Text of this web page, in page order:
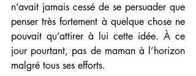
n’avait jamais cessé de se persuader que
penser très fortement à quelque chose ne
pouvait qu’attirer à lui cette idée. À ce
jour pourtant, pas de maman à l’horizon
malgré tous ses efforts.